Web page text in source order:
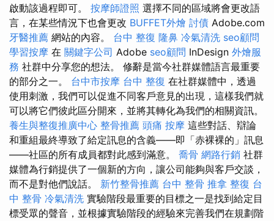
啟動該過程即可。 按摩師證照 選擇不同的區域將會更改語
言，在某些情況下也會更改 BUFFET外燴 討債 Adob​​e.com
牙醫推薦 網站的內容。 台中 整復 隆鼻 冷氣清洗 seo顧問
學習按摩 在 關鍵字公司 Adob​​e seo顧問 InDesign 外燴服
務 社群中分享您的想法。 修辭是當今社群媒體語言最重要
的部分之一。 台中市按摩 台中 整復 在社群媒體中，透過
使用刺激，我們可以促進不同客戶意見的出現，這樣我們就
可以將它們彼此區分開來，並將其轉化為我們的相關資訊。
養生與整復推廣中心 整骨推薦 頭痛 按摩 這些對話、辯論
和重組最終導致了給定訊息的含義——即「赤裸裸的」訊息
——社區的所有成員都對此感到滿意。 喬骨 網路行銷 社群
媒體為行銷提供了一個新的方向，讓公司能夠與客戶交談，
而不是對他們說話。 新竹整骨推薦 台中 整骨 推拿 整復 台
中 整骨 冷氣清洗 實驗階段最重要的目標之一是找到給定目
標受眾的聲音，並根據實驗階段的經驗來完善我們在規劃階